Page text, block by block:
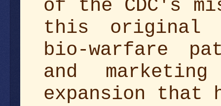
of the CDC's
this original
bio-warfare
and
expansion that